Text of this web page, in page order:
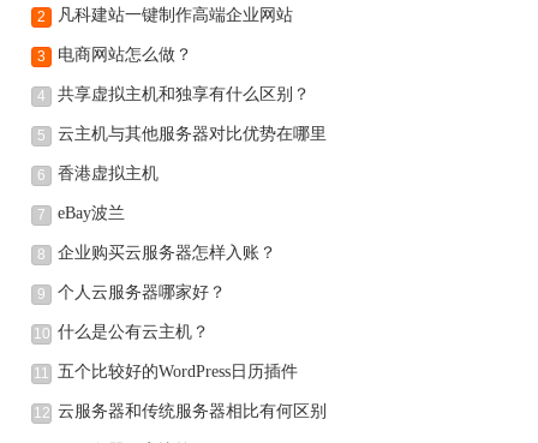
2 凡科建站一键制作高端企业网站
3 电商网站怎么做？
4 共享虚拟主机和独享有什么区别？
5 云主机与其他服务器对比优势在哪里
6 香港虚拟主机
7 eBay波兰
8 企业购买云服务器怎样入账？
9 个人云服务器哪家好？
10 什么是公有云主机？
11 五个比较好的WordPress日历插件
12 云服务器和传统服务器相比有何区别